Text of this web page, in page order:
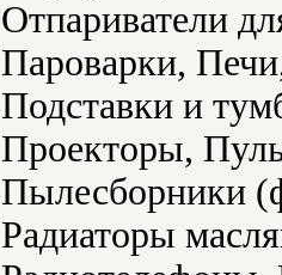
Отпариватели
Пароварки,
Подставки и
Проекторы,
Пылесборники
Радиаторы